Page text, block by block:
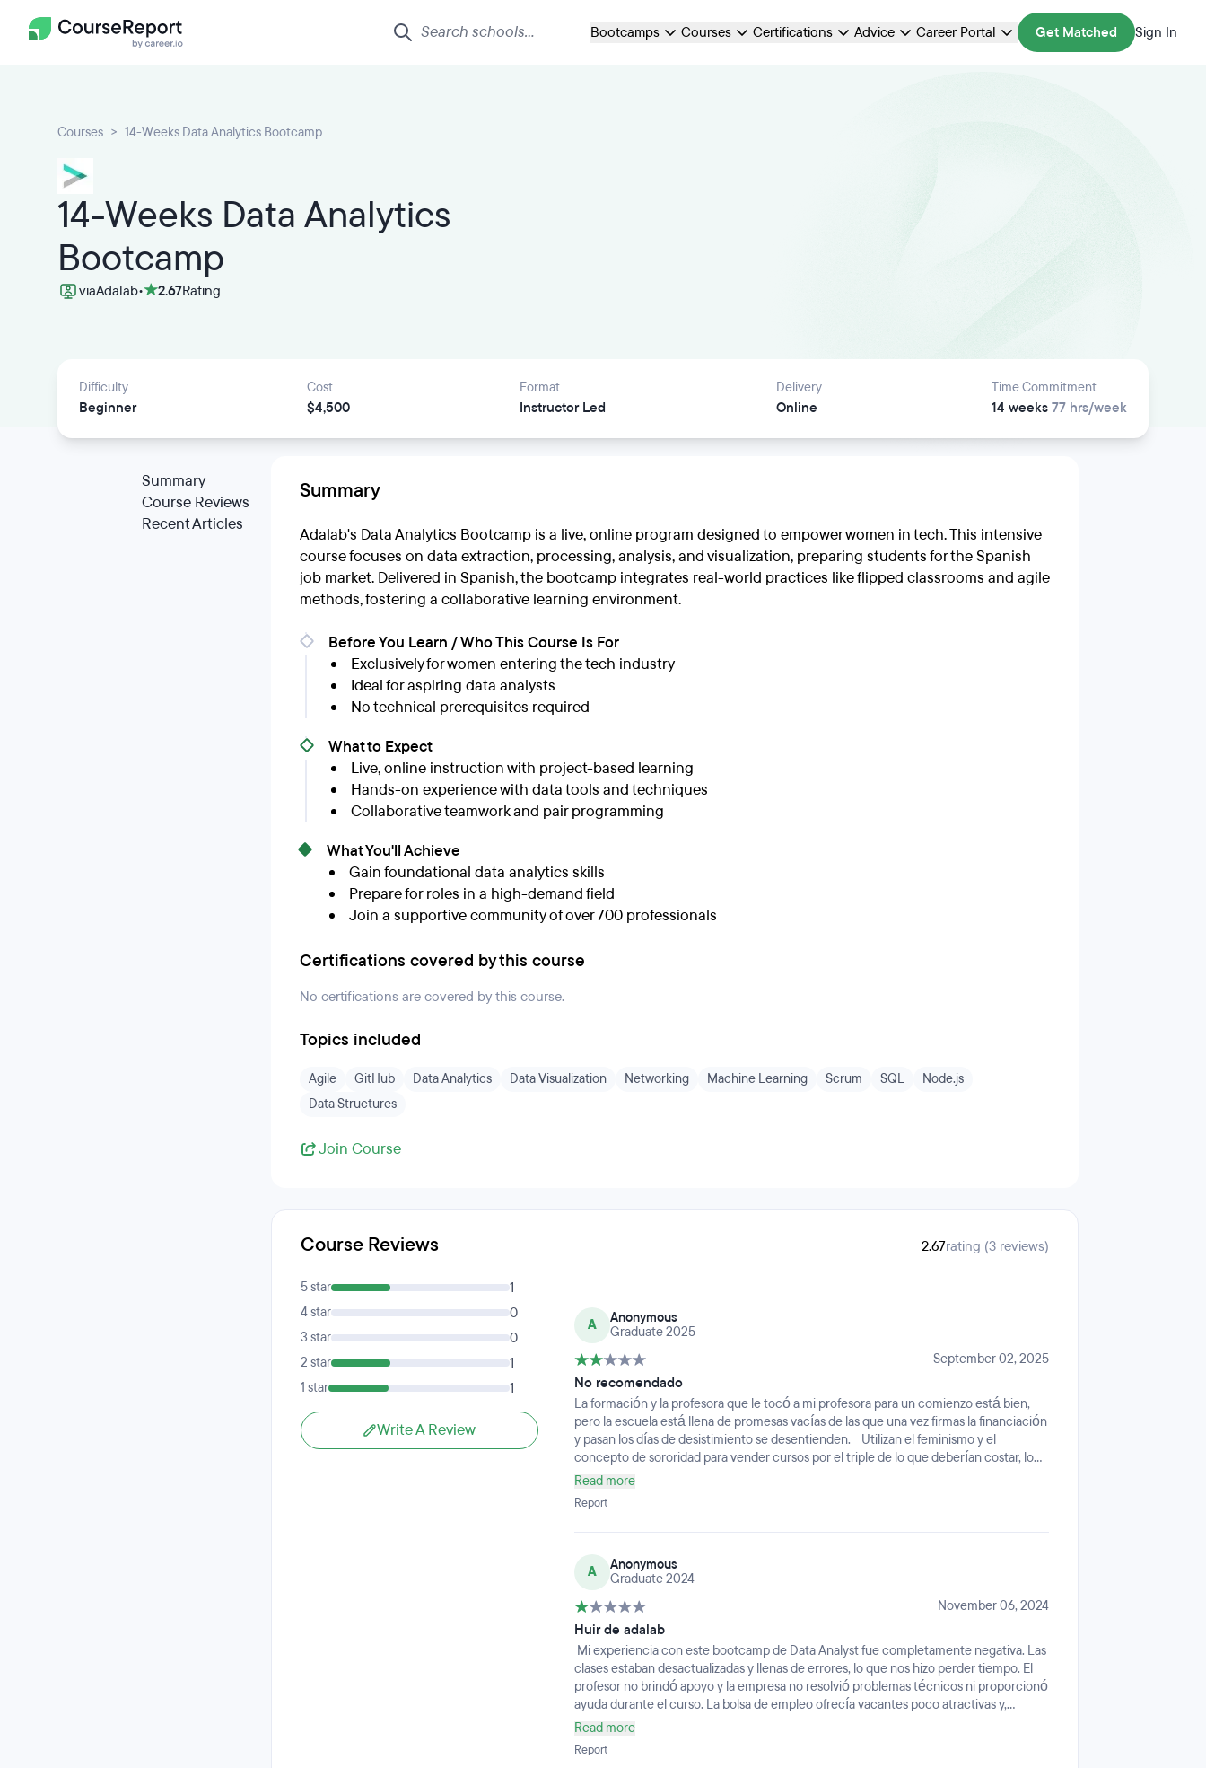
Bootcamps Courses Certifications Advice Career Portal Get Matched Sign In
Courses 14-Weeks Data Analytics Bootcamp
14-Weeks Data Analytics
Bootcamp
viaAdalab• 2.67Rating
Difficulty
Beginner
Cost
$4,500
Format
Instructor Led
Delivery
Online
Time Commitment
14 weeks 77 hrs/week
Summary
Course Reviews
Recent Articles
Summary
Adalab's Data Analytics Bootcamp is a live, online program designed to empower women in tech. This intensive
course focuses on data extraction, processing, analysis, and visualization, preparing students for the Spanish
job market. Delivered in Spanish, the bootcamp integrates real-world practices like flipped classrooms and agile
methods, fostering a collaborative learning environment.
Before You Learn / Who This Course Is For
Exclusively for women entering the tech industry
Ideal for aspiring data analysts
No technical prerequisites required
What to Expect
Live, online instruction with project-based learning
Hands-on experience with data tools and techniques
Collaborative teamwork and pair programming
What You'll Achieve
Gain foundational data analytics skills
Prepare for roles in a high-demand field
Join a supportive community of over 700 professionals
Certifications covered by this course
No certifications are covered by this course.
Topics included
Agile GitHub Data Analytics Data Visualization Networking Machine Learning Scrum SQL
Node.js
Data Structures
Join Course
Course Reviews 2.67rating (3 reviews)
5 star 1
4 star 0
3 star 0
2 star 1
1 star 1
Write A Review
A
Anonymous
Graduate 2025
September 02, 2025
No recomendado
La formación y la profesora que le tocó a mi profesora para un comienzo está bien,
pero la escuela está llena de promesas vacías de las que una vez firmas la financiación
y pasan los días de desistimiento se desentienden. Utilizan el feminismo y el
concepto de sororidad para vender cursos por el triple de lo que deberían costar, lo
que me resulta hasta doloroso si lo pienso. Al finalizar el contacto con empresas es
irrisorio, cuatro becas, la tasa de empleabilidad bajísima, la idea del teletrabajo ni
siquiera existe en el formulario en el que te preguntan lo que buscas. Muchas charlas
motivacionales y poca chicha, estoy seguro de que cuando comenzó buenas tenían
medio más de lo que pagarías por hacerte el grado en una universidad y ponerse una
medalla de lo mucho que te ayudaron si tienes suerte y con tu propio esfuerzo
consigues comenzar a trabajar en el sector.
Read more
Report
A
Anonymous
Graduate 2024
November 06, 2024
Huir de adalab
Mi experiencia con este bootcamp de Data Analyst fue completamente negativa. Las
clases estaban desactualizadas y llenas de errores, lo que nos hizo perder tiempo. El
profesor no brindó apoyo y la empresa no resolvió problemas técnicos ni proporcionó
ayuda durante el curso. La bolsa de empleo ofrecía vacantes poco atractivas y,
después de seis meses, ninguna alumna fue contratada. El ratio profesor/alumno era
muy alto y las clases de apoyo no eran útiles. No recibí lo prometido, como Power BI
Premium o una plataforma de empleo. No recomiendo este bootcamp.
Read more
Report